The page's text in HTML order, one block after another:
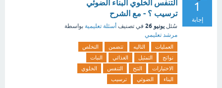
1
إجابة
التنفس الخلوي البناء الضوئي
ترسيب ؟ - مع الشرح
سُئل يونيو 26 في تصنيف أسئلة تعليمية بواسطة
مرشد تعليمي
العمليات التاليه تتضمن
التخلص
نواتج
التمثيل الغذائي
النبات
الاختيارات
النتح التنفس
الخلوي
البناء
الضوئي ترسيب